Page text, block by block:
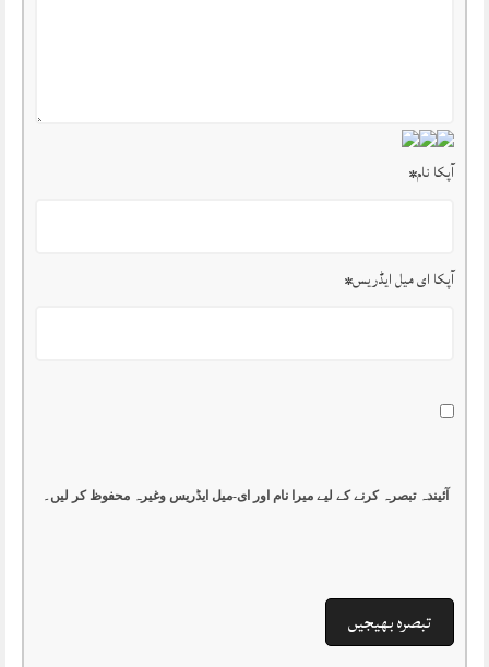
آپکا نام*
آپکا ای میل ایڈریس*
آئیندہ تبصرہ کرنے کے لیے میرا نام اور ای-میل ایڈریس وغیرہ محفوظ کر لیں۔